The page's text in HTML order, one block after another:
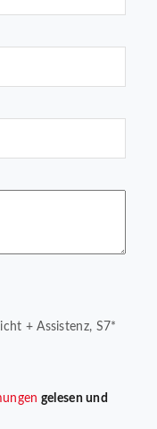
+ Assistenz, S7*
gelesen und